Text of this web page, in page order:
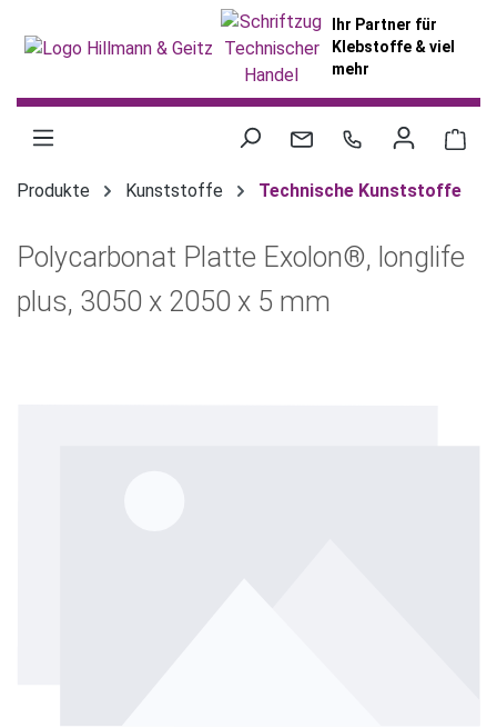
Ihr Partner für
Klebstoffe & viel
mehr
Produkte Kunststoffe Technische Kunststoffe
Polycarbonat Platte Exolon®, longlife
plus, 3050 x 2050 x 5 mm